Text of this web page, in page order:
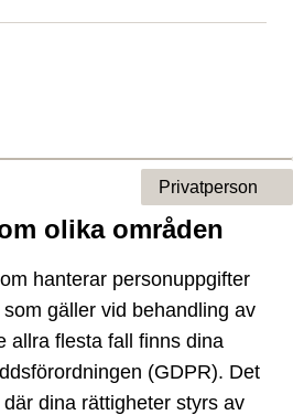
olika områden
Privatperson
hanterar personuppgifter
gäller vid behandling av
allra flesta fall finns dina
(GDPR). Det
dina rättigheter styrs av